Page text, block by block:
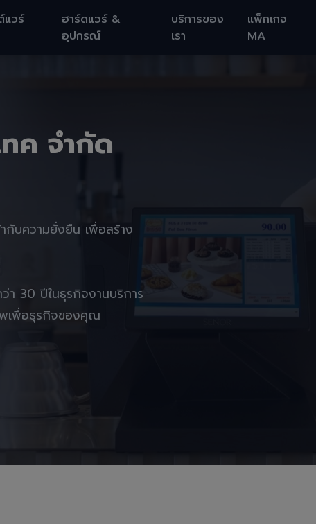
แวร์
ฮาร์ดแวร์ &
อุปกรณ์
บริการของ
เรา
แพ็กเกจ
MA
ค จำกัด
กับความยั่งยืน เพื่อสร้าง
30 ปีในธุรกิจงานบริการ
พเพื่อธุรกิจของคุณ